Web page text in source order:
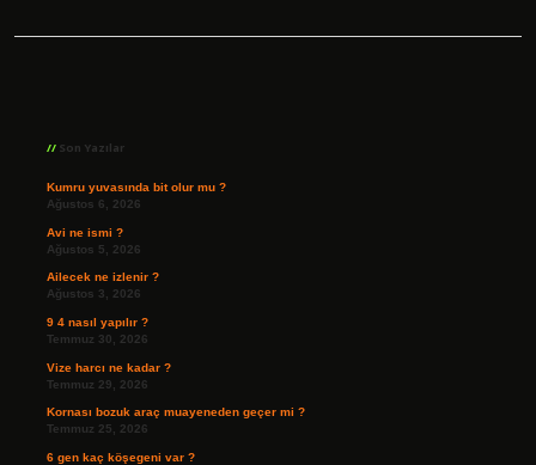
Son Yazılar
Kumru yuvasında bit olur mu ?
Ağustos 6, 2026
Avi ne ismi ?
Ağustos 5, 2026
Ailecek ne izlenir ?
Ağustos 3, 2026
9 4 nasıl yapılır ?
Temmuz 30, 2026
Vize harcı ne kadar ?
Temmuz 29, 2026
Kornası bozuk araç muayeneden geçer mi ?
Temmuz 25, 2026
6 gen kaç köşegeni var ?